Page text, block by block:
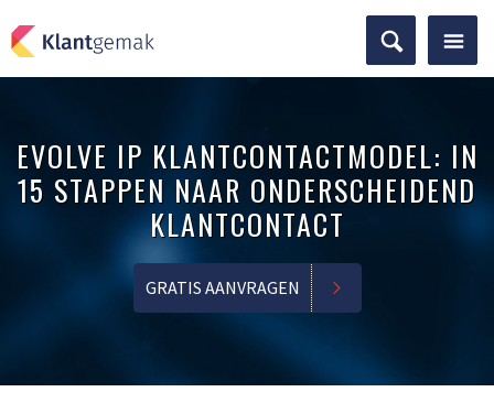
EVOLVE IP KLANTCONTACTMODEL: IN
15 STAPPEN NAAR ONDERSCHEIDEND
KLANTCONTACT
GRATIS AANVRAGEN